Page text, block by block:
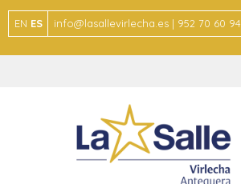
EN ES info@lasallevirlecha.es | 952 70 60 94